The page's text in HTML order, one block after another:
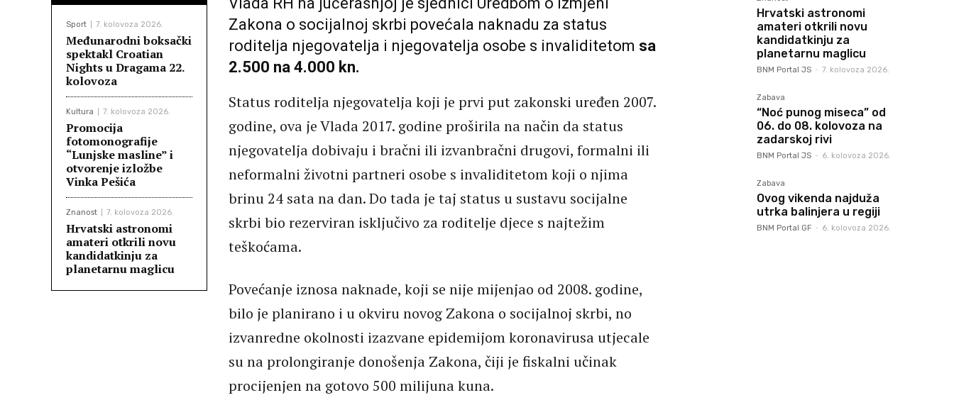
Sport 7. kolovoza 2026.
Međunarodni boksački
spektakl Croatian
Nights u Dragama 22.
kolovoza
Kultura 7. kolovoza 2026.
Promocija
fotomonografije
“Lunjske masline” i
otvorenje izložbe
Vinka Pešića
Znanost 7. kolovoza 2026.
Hrvatski astronomi
amateri otkrili novu
kandidatkinju za
planetarnu maglicu
Zakona o socijalnoj skrbi povećala naknadu za status
roditelja njegovatelja i njegovatelja osobe s invaliditetom sa
2.500 na 4.000 kn.
Status roditelja njegovatelja koji je prvi put zakonski uređen 2007.
godine, ova je Vlada 2017. godine proširila na način da status
njegovatelja dobivaju i bračni ili izvanbračni drugovi, formalni ili
neformalni životni partneri osobe s invaliditetom koji o njima
brinu 24 sata na dan. Do tada je taj status u sustavu socijalne
skrbi bio rezerviran isključivo za roditelje djece s najtežim
teškoćama.
Povećanje iznosa naknade, koji se nije mijenjao od 2008. godine,
bilo je planirano i u okviru novog Zakona o socijalnoj skrbi, no
izvanredne okolnosti izazvane epidemijom koronavirusa utjecale
su na prolongiranje donošenja Zakona, čiji je fiskalni učinak
procijenjen na gotovo 500 milijuna kuna.
Hrvatski astronomi
amateri otkrili novu
kandidatkinju za
planetarnu maglicu
BNM Portal JS - 7. kolovoza 2026.
Zabava
“Noć punog miseca” od
06. do 08. kolovoza na
zadarskoj rivi
BNM Portal JS - 6. kolovoza 2026.
Zabava
Ovog vikenda najduža
utrka balinjera u regiji
BNM Portal GF - 6. kolovoza 2026.